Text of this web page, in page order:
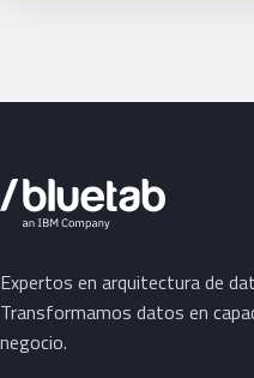
Expertos en arquitectura de
Transformamos datos en
negocio.